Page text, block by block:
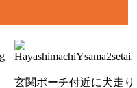
玄関ポーチ付近に犬走